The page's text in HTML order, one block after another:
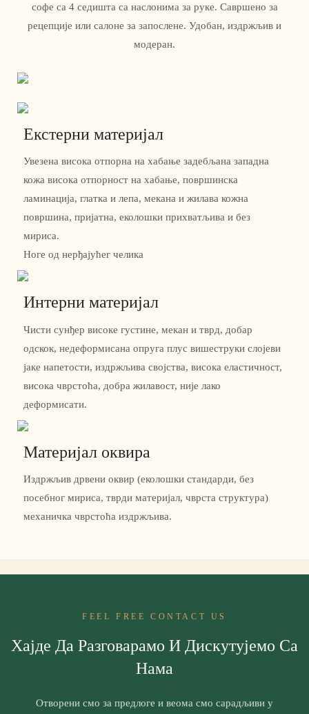
софе са 4 седишта са наслонима за руке. Савршено за
рецепције или салоне за запослене. Удобан, издржљив и
модеран.
Екстерни материјал
Увезена висока отпорна на хабање задебљана западна
кожа висока отпорност на хабање, површинска
ламинација, глатка и лепа, мекана и жилава кожна
површина, пријатна, еколошки прихватљива и без
мириса.
Ноге од нерђајућег челика
Интерни материјал
Чисти сунђер високе густине, мекан и тврд, добар
одскок, недеформисана опруга плус вишеструки слојеви
јаке напетости, издржљива својства, висока еластичност,
висока чврстоћа, добра жилавост, није лако
деформисати.
Материјал оквира
Издржљив дрвени оквир (еколошки стандарди, без
посебног мириса, тврди материјал, чврста структура)
механичка чврстоћа издржљива.
FEEL FREE CONTACT US
Хајде Да Разговарамо И Дискутујемо Са
Нама
Отворени смо за предлоге и веома смо сарадљиви у